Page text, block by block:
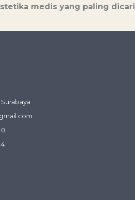
medis yang paling dicari